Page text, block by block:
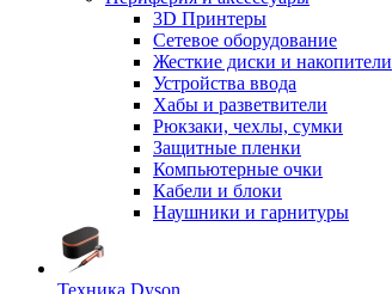
3D Принтеры
Сетевое оборудование
Жесткие диски и накопители
Устройства ввода
Хабы и разветвители
Рюкзаки, чехлы, сумки
Защитные пленки
Компьютерные очки
Кабели и блоки
Наушники и гарнитуры
Техника Dyson